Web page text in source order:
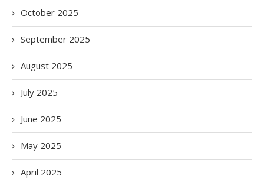
October 2025
September 2025
August 2025
July 2025
June 2025
May 2025
April 2025